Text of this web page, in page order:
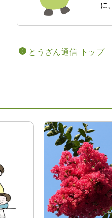
に
とうざん通信 トップ